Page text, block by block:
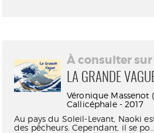
À consulter
LA GRANDE
Véronique Massenot
Callicéphale - 2017
Au pays du Soleil-Levant, Naoki
des pêcheurs. Cependant, il se po...